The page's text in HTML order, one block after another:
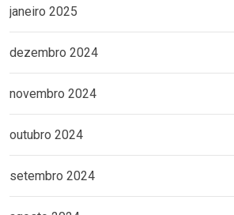
janeiro 2025
dezembro 2024
novembro 2024
outubro 2024
setembro 2024